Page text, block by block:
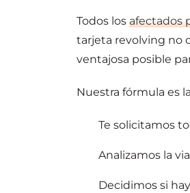
Todos los afectados
tarjeta revolving no
ventajosa posible
Nuestra fórmula es
Te solicitamos
Analizamos la
Decidimos si